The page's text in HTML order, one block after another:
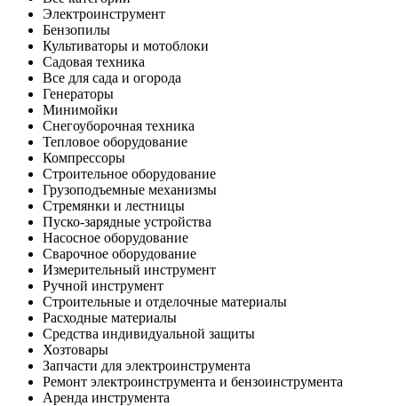
Электроинструмент
Бензопилы
Культиваторы и мотоблоки
Садовая техника
Все для сада и огорода
Генераторы
Минимойки
Снегоуборочная техника
Тепловое оборудование
Компрессоры
Строительное оборудование
Грузоподъемные механизмы
Стремянки и лестницы
Пуско-зарядные устройства
Насосное оборудование
Сварочное оборудование
Измерительный инструмент
Ручной инструмент
Строительные и отделочные материалы
Расходные материалы
Средства индивидуальной защиты
Хозтовары
Запчасти для электроинструмента
Ремонт электроинструмента и бензоинструмента
Аренда инструмента